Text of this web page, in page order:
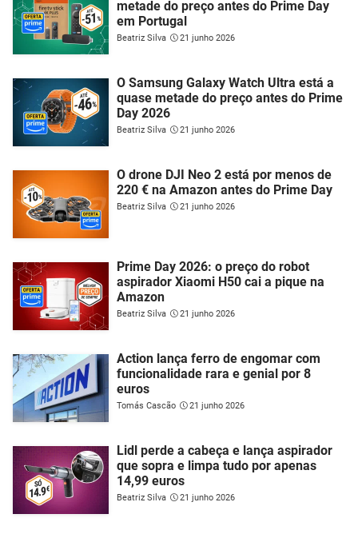
metade do preço antes do Prime Day
em Portugal
Beatriz Silva 21 junho 2026
O Samsung Galaxy Watch Ultra está a
quase metade do preço antes do Prime
Day 2026
Beatriz Silva 21 junho 2026
O drone DJI Neo 2 está por menos de
220 € na Amazon antes do Prime Day
Beatriz Silva 21 junho 2026
Prime Day 2026: o preço do robot
aspirador Xiaomi H50 cai a pique na
Amazon
Beatriz Silva 21 junho 2026
Action lança ferro de engomar com
funcionalidade rara e genial por 8
euros
Tomás Cascão 21 junho 2026
Lidl perde a cabeça e lança aspirador
que sopra e limpa tudo por apenas
14,99 euros
Beatriz Silva 21 junho 2026